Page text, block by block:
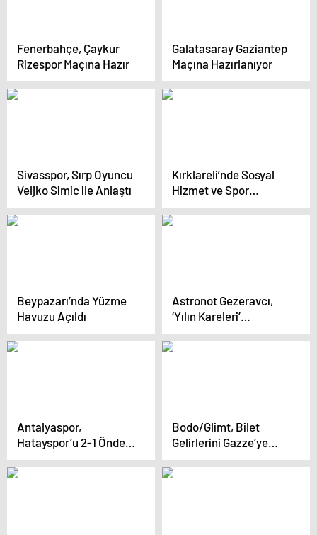
Fenerbahçe, Çaykur
Rizespor Maçına Hazır
Galatasaray Gaziantep
Maçına Hazırlanıyor
Sivasspor, Sırp Oyuncu
Veljko Simic ile Anlaştı
Kırklareli’nde Sosyal
Hizmet ve Spor
Faaliyetleri
Beypazarı’nda Yüzme
Havuzu Açıldı
Astronot Gezeravcı,
‘Yılın Kareleri’
Oylamasına Katıldı
Antalyaspor,
Hatayspor’u 2-1 Önde
Geçti
Bodo/Glimt, Bilet
Gelirlerini Gazze’ye
Bağışladı